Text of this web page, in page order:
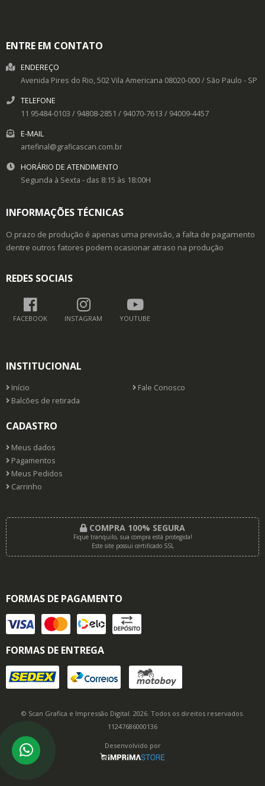
ENTRE EM CONTATO
ENDEREÇO
Avenida Pires do Rio, 502Vila Americana 08020-000/ São Paulo - SP
TELEFONE
11 95484-0103 / 94808-2851 / 94070-7613 / 94009-4457
E-MAIL
artefinal@graficascan.com.br
HORÁRIO DE ATENDIMENTO
Segunda à Sexta - das 8:15 às 18:00H
INFORMAÇÕES TÉCNICAS
O prazo de produção é apenas uma previsão, a falta de pagamento
dentre outros fatores podem ocasionar atraso na produção
REDES SOCIAIS
FACEBOOK INSTAGRAM YOUTUBE
INSTITUCIONAL
Início
Fale Conosco
Balcões de retirada
CADASTRO
Meus dados
Pagamentos
Meus Pedidos
Carrinho
COMPRA 100% SEGURA
Fique tranquilo, sua compra está protegida!
Este site possui certificado SSL
FORMAS DE PAGAMENTO
FORMAS DE ENTREGA
© Scan Grafica e Impressão Digital. 2026. Todos os direitos reservados.
11247686000136
Desenvolvido por